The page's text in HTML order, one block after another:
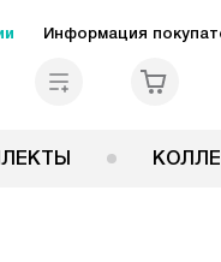
Информация